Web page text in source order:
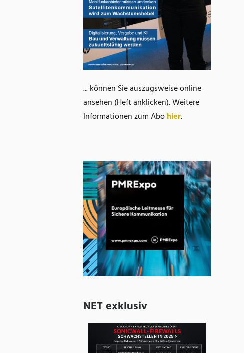
... können Sie auszugsweise online
ansehen (Heft anklicken). Weitere
Informationen zum Abohier.
NET exklusiv